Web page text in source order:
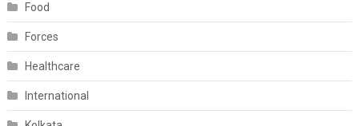
Food
Forces
Healthcare
International